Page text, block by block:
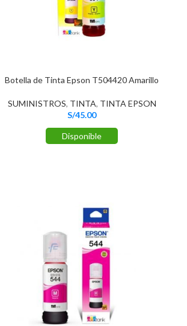
Botella de Tinta Epson T504420 Amarillo
SUMINISTROS, TINTA, TINTA EPSON
S/45.00
Disponible